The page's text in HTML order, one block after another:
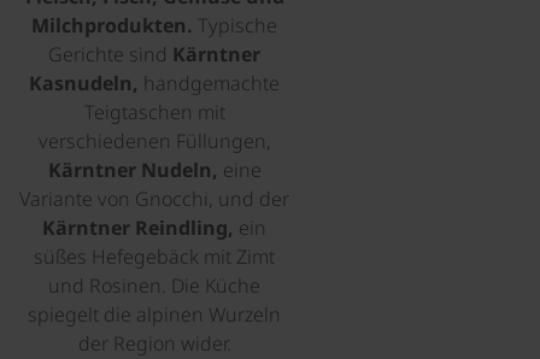
Milchprodukten. Typische
Gerichte sind Kärntner
Kasnudeln, handgemachte
Teigtaschen mit
verschiedenen Füllungen,
Kärntner Nudeln, eine
Variante von Gnocchi, und der
Kärntner Reindling, ein
süßes Hefegebäck mit Zimt
und Rosinen. Die Küche
spiegelt die alpinen Wurzeln
der Region wider.